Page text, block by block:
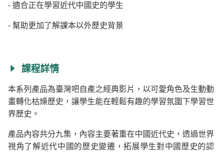
- 適合正在學習近代中國史的學生
- 幫助更加了解課本以外歷史背景
課程詳情
本系列產品為臺灣吧自產之經典影片，以可愛角色及生動動
畫轉化枯燥歷史，讓學生能在輕鬆有趣的學習氛圍下學習世
界歷史。
產品內容共分九集，內容主要著重在中國近代史，透過世界
視角了解近代中國的歷史變遷，拓展學生對中國歷史的認